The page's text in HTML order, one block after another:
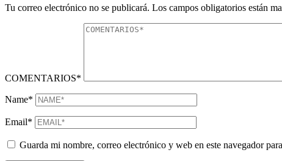
Tu correo electrónico no se publicará. Los campos obligatorios están
COMENTARIOS*
Name*
Email*
Guarda mi nombre, correo electrónico y web en este navegador